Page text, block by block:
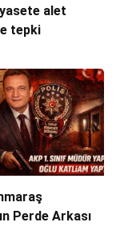
alet
tepki
Perde Arkası